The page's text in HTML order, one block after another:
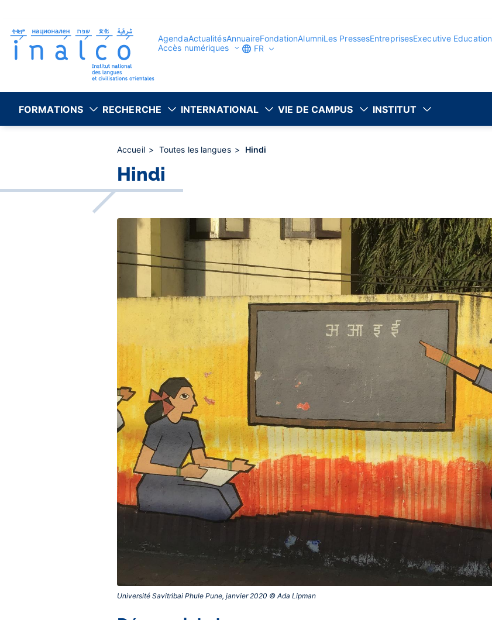
principal
AgendaActualitésAnnuaireFondationAlumniLes PressesEntreprisesExecutive Education
Accès numériques
FR
FORMATIONS RECHERCHE INTERNATIONAL VIE DE CAMPUS INSTITUT
Accueil Toutes les langues Hindi
Hindi
Université Savitribai Phule Pune, janvier 2020 © Ada Lipman‎